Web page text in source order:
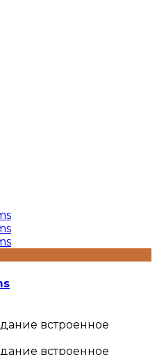
встроенное
встроенное